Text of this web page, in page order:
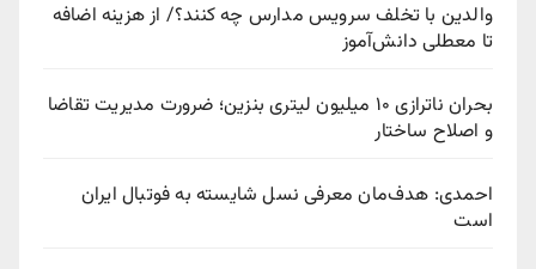
والدین با تخلف سرویس مدارس چه کنند؟/ از هزینه اضافه
تا معطلی دانش‌آموز
بحران ناترازی ۱۰ میلیون لیتری بنزین؛ ضرورت مدیریت تقاضا
و اصلاح ساختار
احمدی: هدف‌مان معرفی نسل شایسته به فوتبال ایران
است